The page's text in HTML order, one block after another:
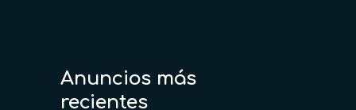
Anuncios más
recientes